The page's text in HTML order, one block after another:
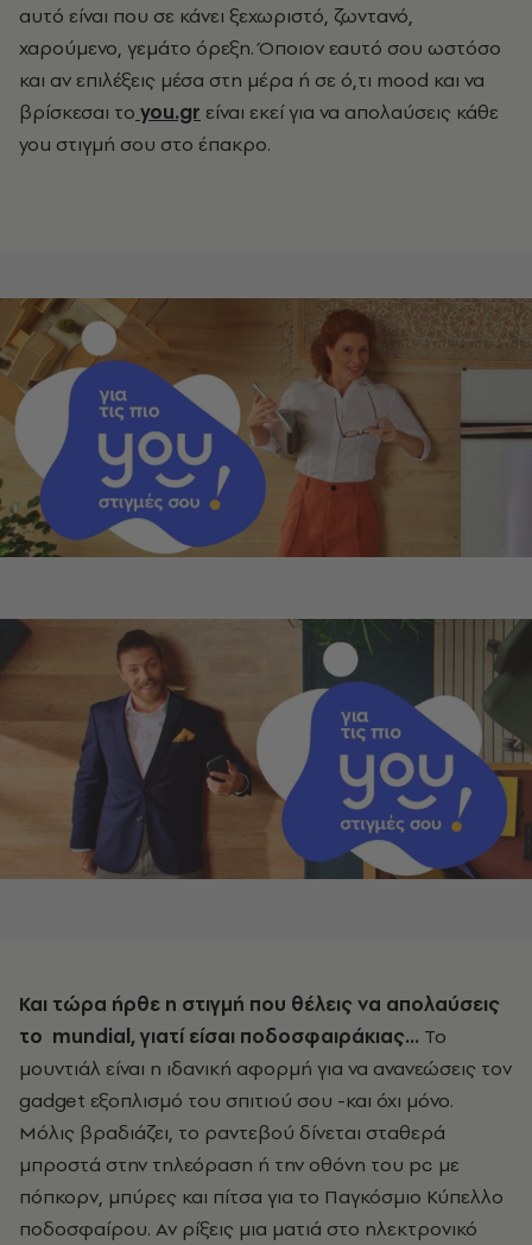
αυτό είναι που σε κάνει ξεχωριστό, ζωντανό,
χαρούμενο, γεμάτο όρεξη. Όποιον εαυτό σου ωστόσο
και αν επιλέξεις μέσα στη μέρα ή σε ό,τι mood και να
βρίσκεσαι το you.gr είναι εκεί για να απολαύσεις κάθε
you στιγμή σου στο έπακρο.
Και τώρα ήρθε η στιγμή που θέλεις να απολαύσεις
το mundial, γιατί είσαι ποδοσφαιράκιας... Το
μουντιάλ είναι η ιδανική αφορμή για να ανανεώσεις τον
gadget εξοπλισμό του σπιτιού σου -και όχι μόνο.
Mόλις βραδιάζει, το ραντεβού δίνεται σταθερά
μπροστά στην τηλεόραση ή την οθόνη του pc με
πόπκορν, μπύρες και πίτσα για το Παγκόσμιο Κύπελλο
ποδοσφαίρου. Αν ρίξεις μια ματιά στο ηλεκτρονικό